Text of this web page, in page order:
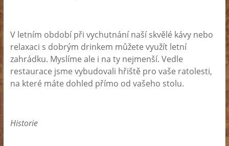
V letním období při vychutnání naší skvělé kávy nebo
relaxaci s dobrým drinkem můžete využít letní
zahrádku. Myslíme ale i na ty nejmenší. Vedle
restaurace jsme vybudovali hřiště pro vaše ratolesti,
na které máte dohled přímo od vašeho stolu.
Historie